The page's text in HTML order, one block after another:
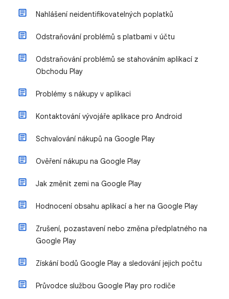
Nahlášení neidentifikovatelných poplatků
Odstraňování problémů s platbami v účtu
Odstraňování problémů se stahováním aplikací z
Obchodu Play
Problémy s nákupy v aplikaci
Kontaktování vývojáře aplikace pro Android
Schvalování nákupů na Google Play
Ověření nákupu na Google Play
Jak změnit zemi na Google Play
Hodnocení obsahu aplikací a her na Google Play
Zrušení, pozastavení nebo změna předplatného na
Google Play
Získání bodů Google Play a sledování jejich počtu
Průvodce službou Google Play pro rodiče